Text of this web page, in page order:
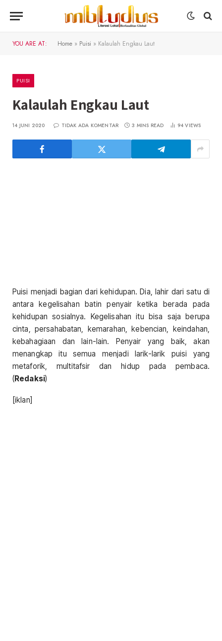
YOU ARE AT: Home » Puisi » Kalaulah Engkau Laut
PUISI
Kalaulah Engkau Laut
14 JUNI 2020 TIDAK ADA KOMENTAR 3 MINS READ 94VIEWS
Puisi menjadi bagian dari kehidupan. Dia, lahir dari satu di
antara kegelisahan batin penyair ketika berada pada
kehidupan sosialnya. Kegelisahan itu bisa saja berupa
cinta, persahabatan, kemarahan, kebencian, keindahan,
kebahagiaan dan lain-lain. Penyair yang baik, akan
menangkap itu semua menjadi larik-larik puisi yang
metaforik, multitafsir dan hidup pada pembaca.
(Redaksi)
[iklan]